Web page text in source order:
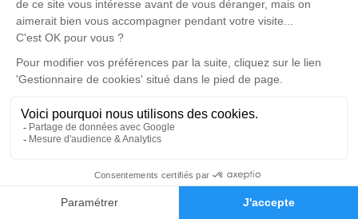
Faire-part Hommages
Un service de plantation d’arbre hommage est
disponible ici.
Je rends hommage
Cérémonie civile
Crématorium de Vendée de Les Sables d'Olonne
85100 Les Sables d'Olonne